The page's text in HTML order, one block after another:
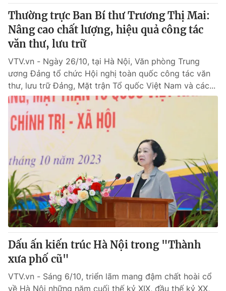
Thường trực Ban Bí thư Trương Thị Mai:
Nâng cao chất lượng, hiệu quả công tác
văn thư, lưu trữ
VTV.vn - Ngày 26/10, tại Hà Nội, Văn phòng Trung
ương Đảng tổ chức Hội nghị toàn quốc công tác văn
thư, lưu trữ Đảng, Mặt trận Tổ quốc Việt Nam và các...
Dấu ấn kiến trúc Hà Nội trong "Thành
xưa phố cũ"
VTV.vn - Sáng 6/10, triển lãm mang đậm chất hoài cổ
về Hà Nội những năm cuối thế kỷ XIX, đầu thế kỷ XX,